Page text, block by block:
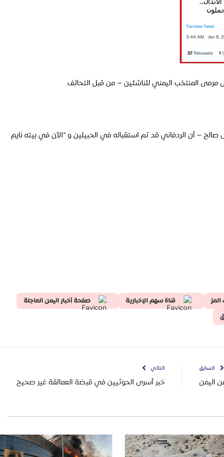
المنتخب اليمني للناشئين – من قبل التحالف.
– أن الردفاني قد تم استقباله في الحبيلين و “الآن في بيته نايم
قناة سهم الإخبارية
صفحة أخبار اليمن العاجلة
السابق
اليمن
التالي
خبر أسرى الحوثيين في قبضة العمالقة غير صحيح